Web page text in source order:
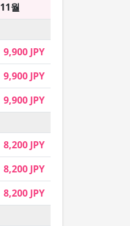
11월
9,900 JPY
9,900 JPY
9,900 JPY
8,200 JPY
8,200 JPY
8,200 JPY